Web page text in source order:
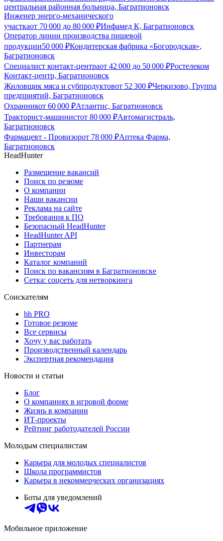
центральная районная больница, Багратионовск
Инженер энерго-механического
участкаот 70 000 до 80 000 ₽Инфамед К, Багратионовск
Оператор линии производства пищевой
продукции50 000 ₽Кондитерская фабрика «Богородская»,
Багратионовск
Специалист контакт-центраот 42 000 до 50 000 ₽Ростелеком
Контакт-центр, Багратионовск
Жиловщик мяса и субпродуктовот 52 300 ₽Черкизово, Группа
предприятий, Багратионовск
Охранникот 60 000 ₽Атлантис, Багратионовск
Тракторист-машинистот 80 000 ₽Автомагистраль,
Багратионовск
Фармацевт - Провизорот 78 000 ₽Аптека Фарма,
Багратионовск
HeadHunter
Размещение вакансий
Поиск по резюме
О компании
Наши вакансии
Реклама на сайте
Требования к ПО
Безопасный HeadHunter
HeadHunter API
Партнерам
Инвесторам
Каталог компаний
Поиск по вакансиям в Багратионовске
Сетка: соцсеть для нетворкинга
Соискателям
hh PRO
Готовое резюме
Все сервисы
Хочу у вас работать
Производственный календарь
Экспертная рекомендация
Новости и статьи
Блог
О компаниях в игровой форме
Жизнь в компании
ИТ-проекты
Рейтинг работодателей России
Молодым специалистам
Карьера для молодых специалистов
Школа программистов
Карьера в некоммерческих организациях
Боты для уведомлений
Мобильное приложение